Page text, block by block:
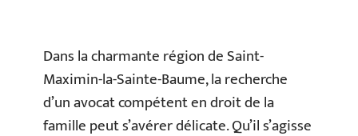
Dans la charmante région de Saint-
Maximin-la-Sainte-Baume, la recherche
d’un avocat compétent en droit de la
famille peut s’avérer délicate. Qu’il s’agisse